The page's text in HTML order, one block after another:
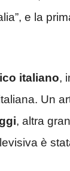
e la
italiano,
Un
, altra
è